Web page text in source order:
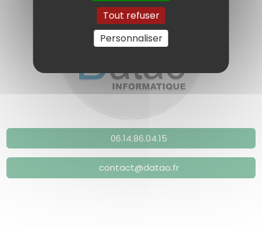
06.14.86.04.15
contact@datao.fr
Tout refuser
Personnaliser